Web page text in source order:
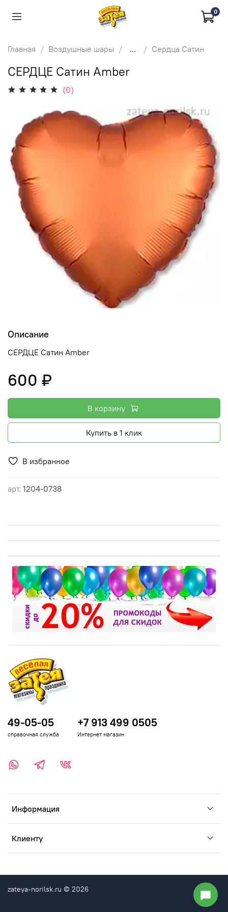
0
Главная Воздушные шары ... Сердца Сатин
СЕРДЦЕ Сатин Amber
(0)
В избранное
арт. 1204-0738
Описание
СЕРДЦЕ Сатин Amber
600 ₽
В корзину
Купить в 1 клик
Информация
Клиенту
49-05-05
справочная служба
+7 913 499 0505
Интернет магазин
zateya-norilsk.ru © 2026